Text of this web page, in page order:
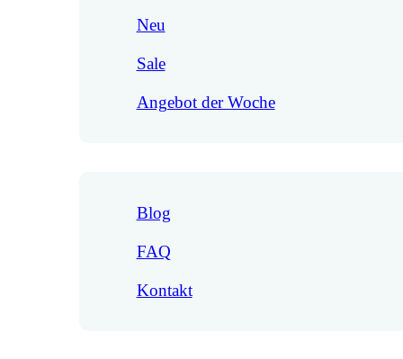
Neu
Sale
Angebot der Woche
Blog
FAQ
Kontakt